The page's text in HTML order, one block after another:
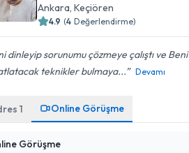
Ankara, Keçiören
4.9 (4 Değerlendirme)
dinleyip sorunumu çözmeye çalıştı ve Beni
teknikler bulmaya...
Devamı
1 Online Görüşme
Görüşme